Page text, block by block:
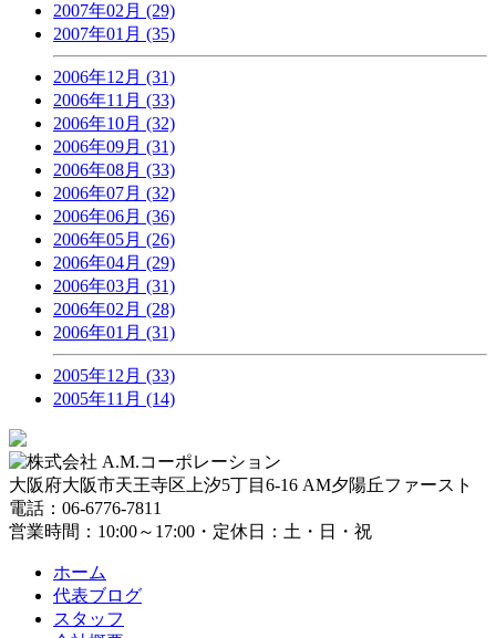
2007年02月 (29)
2007年01月 (35)
2006年12月 (31)
2006年11月 (33)
2006年10月 (32)
2006年09月 (31)
2006年08月 (33)
2006年07月 (32)
2006年06月 (36)
2006年05月 (26)
2006年04月 (29)
2006年03月 (31)
2006年02月 (28)
2006年01月 (31)
2005年12月 (33)
2005年11月 (14)
大阪府大阪市天王寺区上汐5丁目6-16 AM夕陽丘ファースト
電話：06-6776-7811
営業時間：10:00～17:00・定休日：土・日・祝
ホーム
代表ブログ
スタッフ